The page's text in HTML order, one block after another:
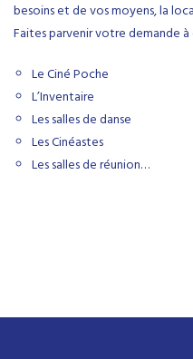
besoins et de vos moyens, la
Faites parvenir votre demande à
Le Ciné Poche
L’Inventaire
Les salles de danse
Les Cinéastes
Les salles de réunion…